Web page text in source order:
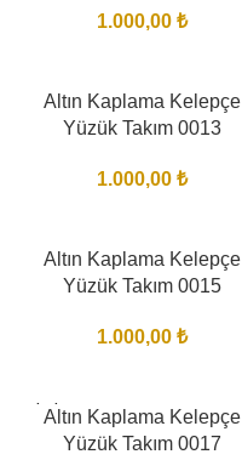
1.000,00 ₺
Altın Kaplama Kelepçe
Yüzük Takım 0013
1.000,00 ₺
Altın Kaplama Kelepçe
Yüzük Takım 0015
1.000,00 ₺
BITTIAltın Kaplama Kelepçe
Yüzük Takım 0017